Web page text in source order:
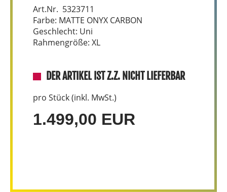
Art.Nr. 5323711
Farbe: MATTE ONYX CARBON
Geschlecht: Uni
Rahmengröße: XL
DER ARTIKEL IST Z.Z. NICHT LIEFERBAR
pro Stück (inkl. MwSt.)
1.499,00 EUR